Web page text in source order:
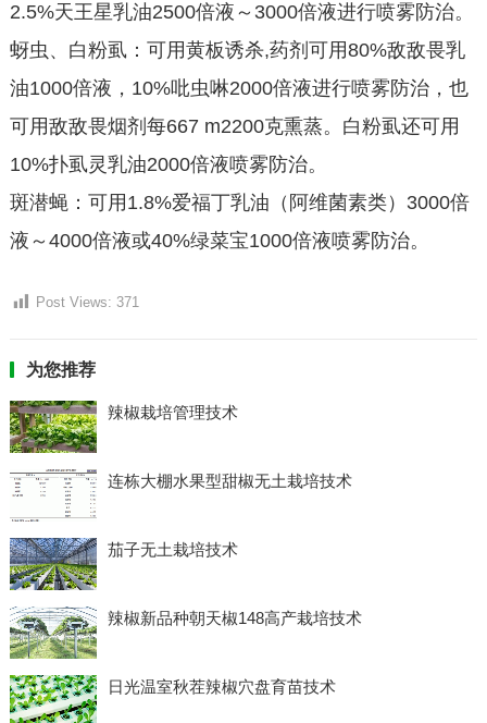
2.5%天王星乳油2500倍液～3000倍液进行喷雾防治。
蚜虫、白粉虱：可用黄板诱杀,药剂可用80%敌敌畏乳
油1000倍液，10%吡虫啉2000倍液进行喷雾防治，也
可用敌敌畏烟剂每667 m2200克熏蒸。白粉虱还可用
10%扑虱灵乳油2000倍液喷雾防治。
斑潜蝇：可用1.8%爱福丁乳油（阿维菌素类）3000倍
液～4000倍液或40%绿菜宝1000倍液喷雾防治。
Post Views: 371
为您推荐
辣椒栽培管理技术
连栋大棚水果型甜椒无土栽培技术
茄子无土栽培技术
辣椒新品种朝天椒148高产栽培技术
日光温室秋茬辣椒穴盘育苗技术